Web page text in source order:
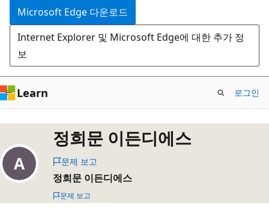
건
너
뛰
기
Microsoft Edge 다운로드
Internet Explorer 및 Microsoft Edge에 대한 추가 정
보
Learn 로그인
정희문 이든디에스
문제 보고
정희문 이든디에스
문제 보고